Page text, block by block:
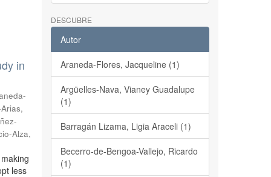
in
Alza,
less
DESCUBRE
Autor
Araneda-Flores, Jacqueline (1)
Argüelles-Nava, Vianey Guadalupe
(1)
Barragán Lizama, Ligia Araceli (1)
Becerro-de-Bengoa-Vallejo, Ricardo
(1)